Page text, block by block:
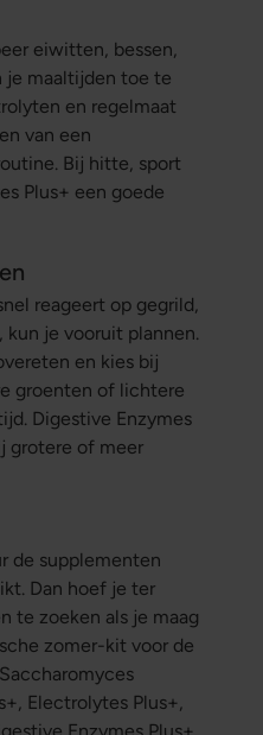
eiwitten, bessen,
je maaltijden toe te
en regelmaat
van een
Bij hitte, sport
Plus+ een goede
reageert op gegrild,
je vooruit plannen.
en kies bij
groenten of lichtere
Digestive Enzymes
grotere of meer
de supplementen
Dan hoef je ter
te zoeken als je maag
zomer-kit voor de
Electrolytes Plus+,